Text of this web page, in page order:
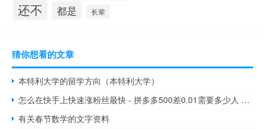
还不 都是 长辈
猜你想看的文章
本特利大学的留学方向（本特利大学）
怎么在快手上快速涨粉丝最快 - 拼多多500差0.01需要多少人 快手互粉互赞神器软件说明
有关春节数学的文字资料